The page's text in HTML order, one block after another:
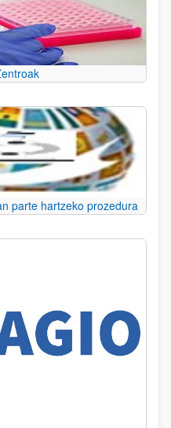
parte hartzeko prozedura